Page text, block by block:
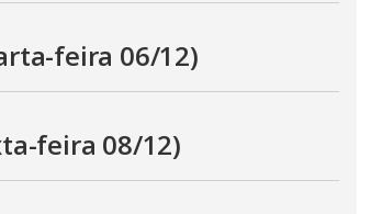
feira 06/12)
feira 08/12)